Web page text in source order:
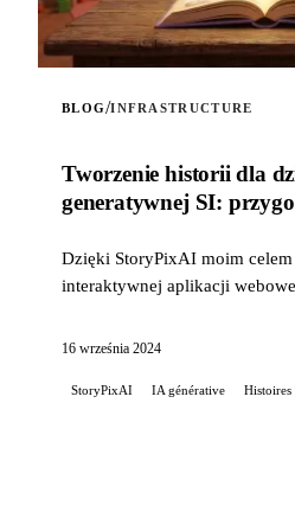
BLOG/INFRASTRUCTURE
Tworzenie historii dla
generatywnej SI:
Dzięki StoryPixAI moim celem
interaktywnej aplikacji
wzbogaconych o ...
16 września 2024
StoryPixAI IA générative Histoires